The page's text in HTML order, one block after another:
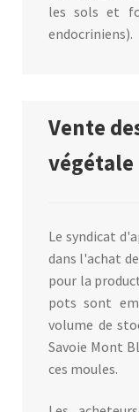
les sols et
endocriniens).
Vente
végétale
Le syndicat
dans l'achat
pour la
pots sont
volume de
Savoie Mont
ces moules.